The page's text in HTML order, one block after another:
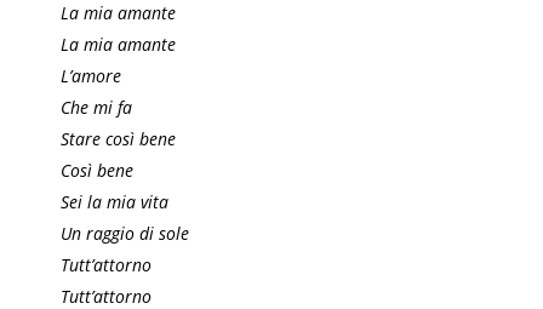
La mia amante
La mia amante
L’amore
Che mi fa
Stare così bene
Così bene
Sei la mia vita
Un raggio di sole
Tutt’attorno
Tutt’attorno